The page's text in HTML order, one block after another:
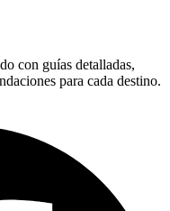
con guías detalladas,
para cada destino.